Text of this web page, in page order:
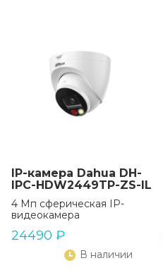
IP-камера Dahua DH-
IPC-HDW2449TP-ZS-IL
4 Мп сферическая IP-
видеокамера
24490 ₽
В наличии